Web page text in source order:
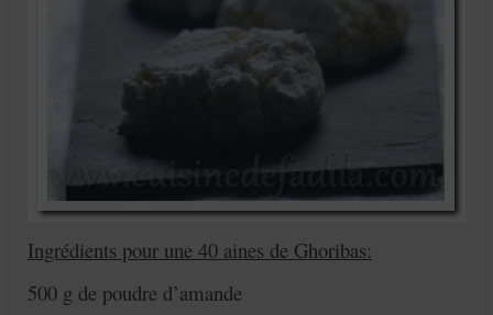
Ingrédients pour une 40 aines de Ghoribas:
500 g de poudre d’amande